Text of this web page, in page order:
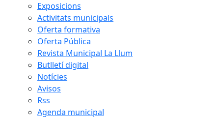
Exposicions
Activitats municipals
Oferta formativa
Oferta Pública
Revista Municipal La Llum
Butlletí digital
Notícies
Avisos
Rss
Agenda municipal